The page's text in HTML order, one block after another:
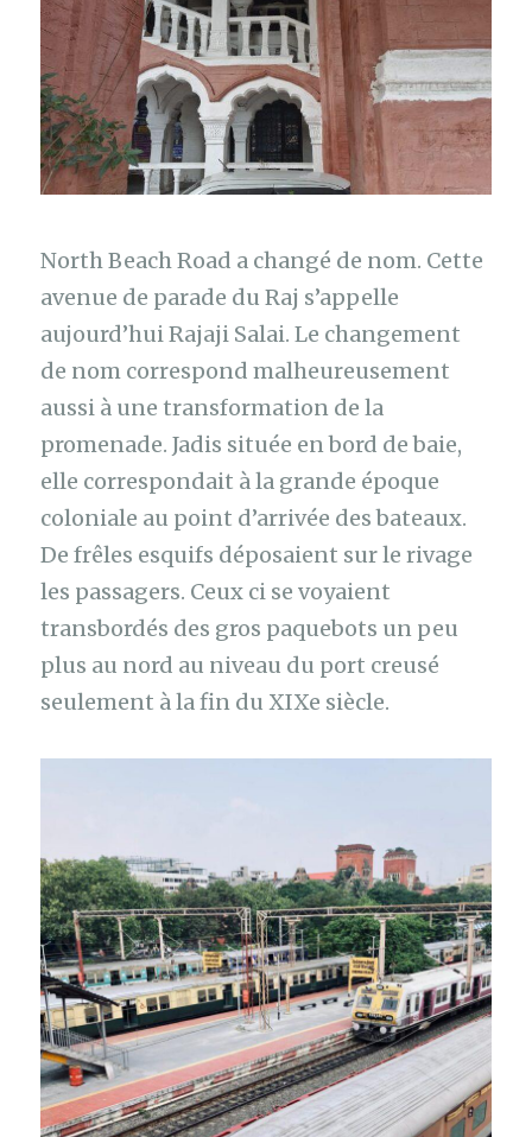
North Beach Road a changé de nom. Cette
avenue de parade du Raj s’appelle
aujourd’hui Rajaji Salai. Le changement
de nom correspond malheureusement
aussi à une transformation de la
promenade. Jadis située en bord de baie,
elle correspondait à la grande époque
coloniale au point d’arrivée des bateaux.
De frêles esquifs déposaient sur le rivage
les passagers. Ceux ci se voyaient
transbordés des gros paquebots un peu
plus au nord au niveau du port creusé
seulement à la fin du XIXe siècle.